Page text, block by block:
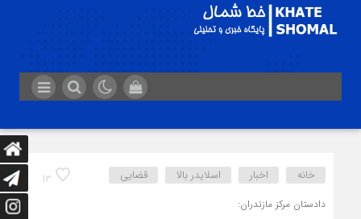
13 خانه اخبار اسلایدر بالا قضایی
دادستان مرکز مازندران: